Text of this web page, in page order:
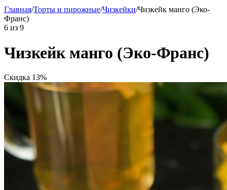
Главная/Торты и пирожные/Чизкейки/Чизкейк манго (Эко-
Франс)
6 из 9
Чизкейк манго (Эко-Франс)
Скидка 13%